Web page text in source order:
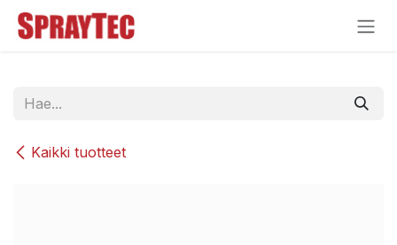
Siirry sisältöön
Kaikki tuotteet